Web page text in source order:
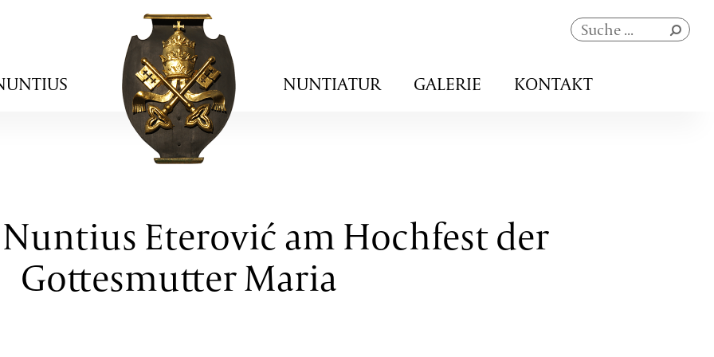
Navigation
überspringen
NUNTIATUR GALERIE KONTAKT
Eterović am Hochfest der
Gottesmutter Maria